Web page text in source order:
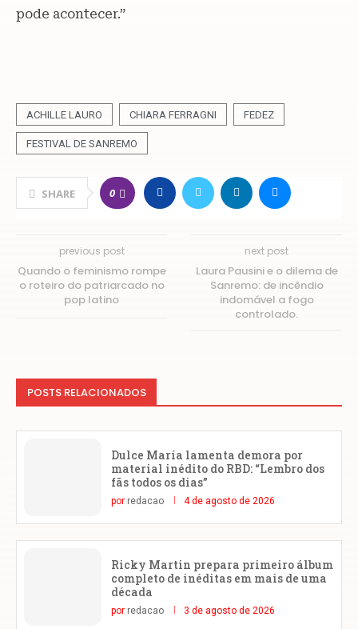
pode acontecer.”
ACHILLE LAURO CHIARA FERRAGNI FEDEZ
FESTIVAL DE SANREMO
SHARE 0
previous post
Quando o feminismo rompe
o roteiro do patriarcado no
pop latino
next post
Laura Pausini e o dilema de
Sanremo: de incêndio
indomável a fogo
controlado.
POSTS RELACIONADOS
Dulce María lamenta demora por
material inédito do RBD: “Lembro dos
fãs todos os dias”
por redacao 4 de agosto de 2026
Ricky Martin prepara primeiro álbum
completo de inéditas em mais de uma
década
por redacao 3 de agosto de 2026